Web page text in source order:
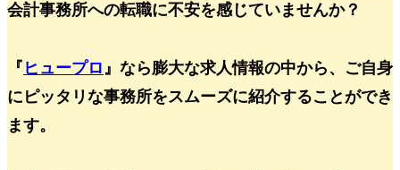
会計事務所への転職に不安を感じていませんか？
『 ヒュープロ 』なら膨大な求人情報の中から、ご自身
にピッタリな事務所をスムーズに紹介することができ
ます。